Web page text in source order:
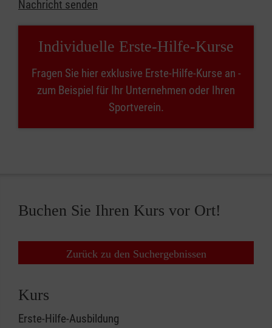
Nachricht senden
Individuelle Erste-Hilfe-Kurse
Fragen Sie hier exklusive Erste-Hilfe-Kurse an -
zum Beispiel für Ihr Unternehmen oder Ihren
Sportverein.
Buchen Sie Ihren Kurs vor Ort!
Zurück zu den Suchergebnissen
Kurs
Erste-Hilfe-Ausbildung